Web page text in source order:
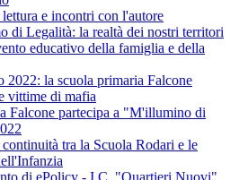
e incontri con l'autore
di Legalità: la realtà dei nostri territori
educativo della famiglia e della
2022: la scuola primaria Falcone
vittime di mafia
Falcone partecipa a "M'illumino di
tra la Scuola Rodari e le